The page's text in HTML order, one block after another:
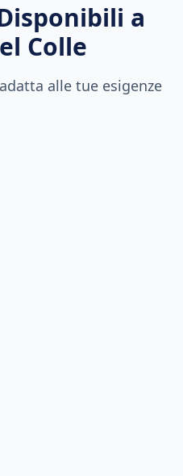
a
Colle
alle tue esigenze